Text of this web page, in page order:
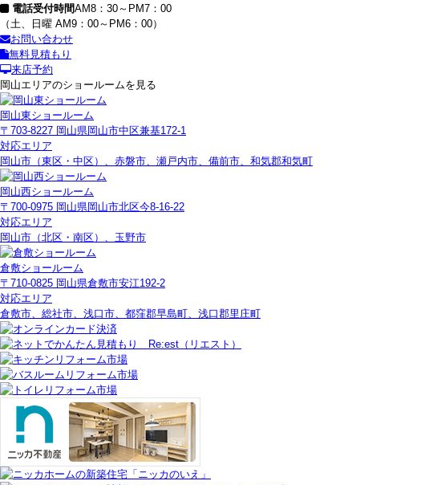
電話受付時間AM8：30～PM7：00
（土、日曜 AM9：00～PM6：00）
お問い合わせ
無料見積もり
来店予約
岡山エリアのショールームを見る
岡山東ショールーム
〒703-8227 岡山県岡山市中区兼基172-1
対応エリア
岡山市（東区・中区）、赤磐市、瀬戸内市、備前市、和気郡和気町
岡山西ショールーム
〒700-0975 岡山県岡山市北区今8-16-22
対応エリア
岡山市（北区・南区）、玉野市
倉敷ショールーム
〒710-0825 岡山県倉敷市安江192-2
対応エリア
倉敷市、総社市、浅口市、都窪郡早島町、浅口郡里庄町